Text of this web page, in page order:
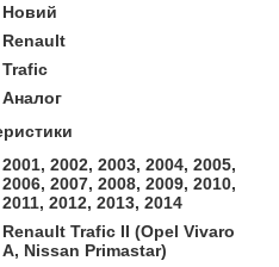
Новий
Renault
Trafic
Аналог
2001, 2002, 2003, 2004, 2005,
2006, 2007, 2008, 2009, 2010,
2011, 2012, 2013, 2014
Renault Trafic II (Opel Vivaro
A, Nissan Primastar)